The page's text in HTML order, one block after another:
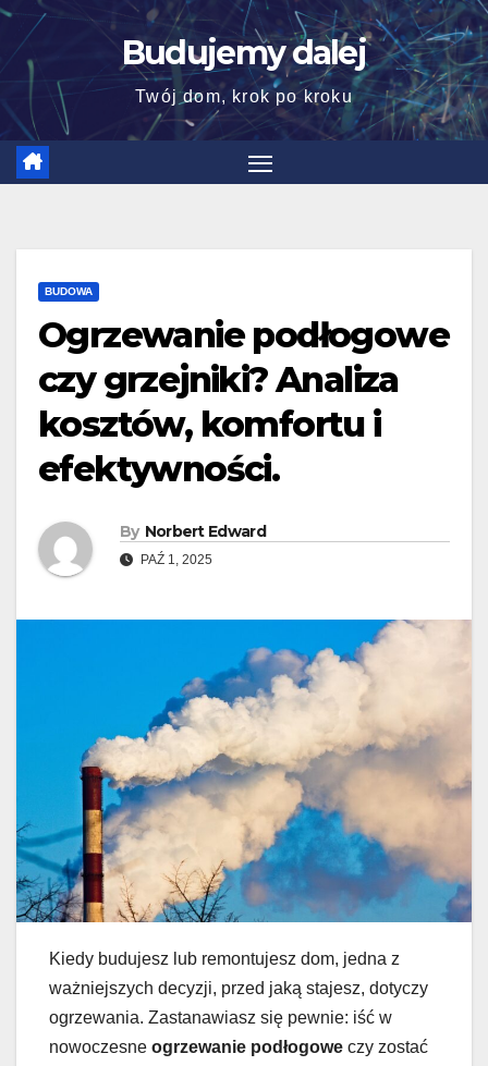
Skip
content
Budujemy dalej
Twój dom, krok po kroku
BUDOWA
Ogrzewanie podłogowe
czy grzejniki? Analiza
kosztów, komfortu i
efektywności.
By Norbert Edward
PAŹ 1, 2025
Kiedy budujesz lub remontujesz dom, jedna z
ważniejszych decyzji, przed jaką stajesz, dotyczy
ogrzewania. Zastanawiasz się pewnie: iść w
nowoczesne ogrzewanie podłogowe czy zostać